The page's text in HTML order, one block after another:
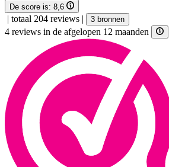
De score is: 8,6
| totaal 204 reviews | 3 bronnen
4 reviews in de afgelopen 12 maanden